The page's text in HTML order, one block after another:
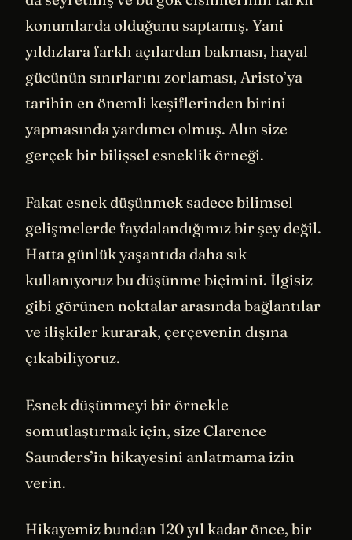
konumlarda olduğunu saptamış. Yani
yıldızlara farklı açılardan bakması, hayal
gücünün sınırlarını zorlaması, Aristo’ya
tarihin en önemli keşiflerinden birini
yapmasında yardımcı olmuş. Alın size
gerçek bir bilişsel esneklik örneği.
Fakat esnek düşünmek sadece bilimsel
gelişmelerde faydalandığımız bir şey değil.
Hatta günlük yaşantıda daha sık
kullanıyoruz bu düşünme biçimini. İlgisiz
gibi görünen noktalar arasında bağlantılar
ve ilişkiler kurarak, çerçevenin dışına
çıkabiliyoruz.
Esnek düşünmeyi bir örnekle
somutlaştırmak için, size Clarence
Saunders’in hikayesini anlatmama izin
verin.
Hikayemiz bundan 120 yıl kadar önce, bir